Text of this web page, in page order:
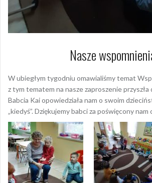
Nasze
W ubiegłym tygodniu omawialiśmy temat
z tym tematem na nasze zaproszenie przyszła
Babcia Kai opowiedziała nam o swoim
„kiedyś”. Dziękujemy babci za poświęcony nam